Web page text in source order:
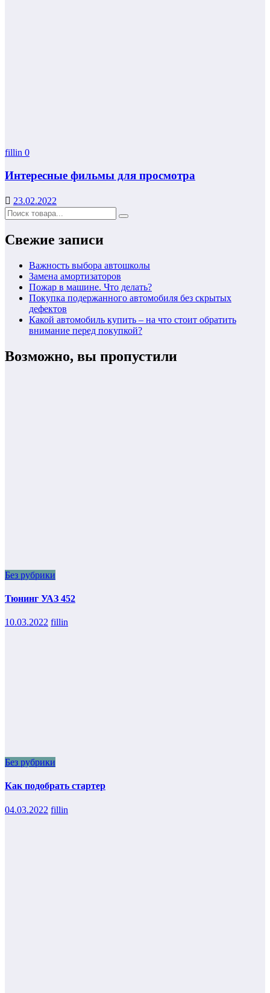
fillin 0
Интересные фильмы для просмотра
23.02.2022
Свежие записи
Важность выбора автошколы
Замена амортизаторов
Пожар в машине. Что делать?
Покупка подержанного автомобиля без скрытых
дефектов
Какой автомобиль купить – на что стоит обратить
внимание перед покупкой?
Возможно, вы пропустили
Без рубрики
Тюнинг УАЗ 452
10.03.2022 fillin
Без рубрики
Как подобрать стартер
04.03.2022 fillin